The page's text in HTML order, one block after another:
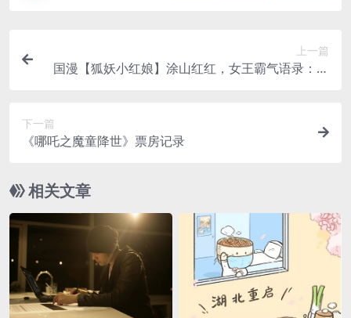
上一篇
国漫【狐妖小红娘】涂山红红，女王霸气语录：涂
下一篇
《哪吒之魔童降世》票房记录
相关文章